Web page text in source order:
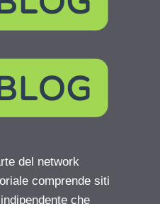
del network
comprende siti
che